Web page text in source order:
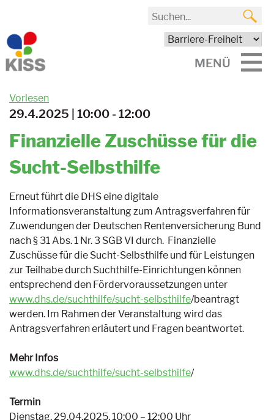
MENÜ
Vorlesen
29.4.2025 | 10:00 - 12:00
Finanzielle Zuschüsse für die
Sucht-Selbsthilfe
Erneut führt die DHS eine digitale
Informationsveranstaltung zum Antragsverfahren für
Zuwendungen der Deutschen Rentenversicherung Bund
nach § 31 Abs. 1 Nr. 3 SGB VI durch. Finanzielle
Zuschüsse für die Sucht-Selbsthilfe und für Leistungen
zur Teilhabe durch Suchthilfe-Einrichtungen können
entsprechend den Fördervoraussetzungen unter
www.dhs.de/suchthilfe/sucht-selbsthilfe/beantragt
werden. Im Rahmen der Veranstaltung wird das
Antragsverfahren erläutert und Fragen beantwortet.
Mehr Infos
www.dhs.de/suchthilfe/sucht-selbsthilfe/
Termin
Dienstag, 29.04.2025, 10:00 – 12:00 Uhr